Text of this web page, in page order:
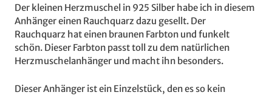
Der kleinen Herzmuschel in 925 Silber habe ich in diesem
Anhänger einen Rauchquarz dazu gesellt. Der
Rauchquarz hat einen braunen Farbton und funkelt
schön. Dieser Farbton passt toll zu dem natürlichen
Herzmuschelanhänger und macht ihn besonders.
Dieser Anhänger ist ein Einzelstück, den es so kein